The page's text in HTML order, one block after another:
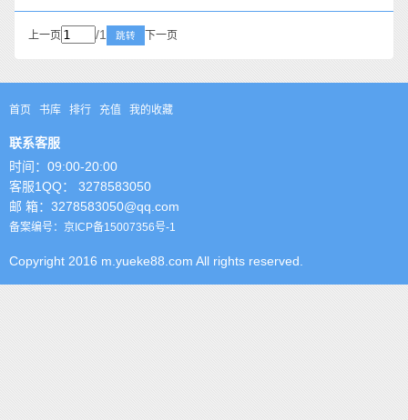
上一页 /1 跳转 下一页
首页 书库 排行 充值 我的收藏
联系客服
时间：09:00-20:00
客服1QQ： 3278583050
邮 箱：3278583050@qq.com
备案编号：京ICP备15007356号-1
Copyright 2016 m.yueke88.com All rights reserved.